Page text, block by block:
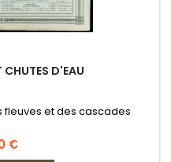
CHUTES D'EAU
et des cascades
€